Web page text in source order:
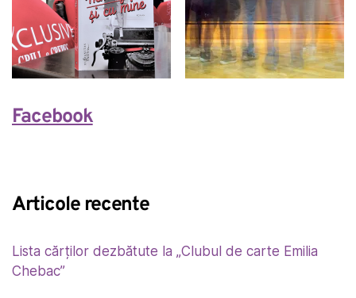
Facebook
Articole recente
Lista cărților dezbătute la „Clubul de carte Emilia
Chebac”